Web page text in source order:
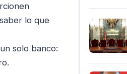
lo que
solo banco: